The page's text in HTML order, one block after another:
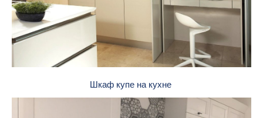
Шкаф купе на кухне